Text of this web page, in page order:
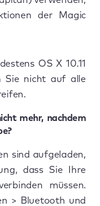
der Magic
OS X 10.11
Sie nicht auf alle
mehr, nachdem
sind aufgeladen,
dass Sie Ihre
müssen.
> Bluetooth und